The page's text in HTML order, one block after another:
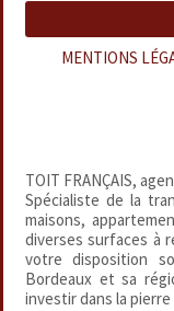
MENTIONS
TOIT FRANÇAIS,
Spécialiste de la
maisons,
diverses surfaces à
votre disposition
Bordeaux et sa
investir dans la pierre